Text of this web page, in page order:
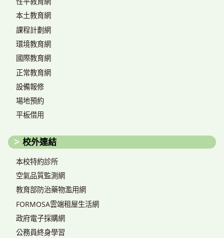
本土教育網
課程計劃網
環境教育網
國際教育網
正常教育網
設備報修
場地預約
平板借用
校外連結
本校特約診所
空氣品質監測網
教育部防治藥物濫用網
FORMOSA雲端租屋生活網
政府電子採購網
公務員終身學習